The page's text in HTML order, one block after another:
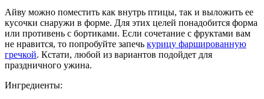
Айву можно поместить как внутрь птицы, так и выложить ее
кусочки снаружи в форме. Для этих целей понадобится форма
или противень с бортиками. Если сочетание с фруктами вам
не нравится, то попробуйте запечь курицу фаршированную
гречкой. Кстати, любой из вариантов подойдет для
праздничного ужина.
Ингредиенты: